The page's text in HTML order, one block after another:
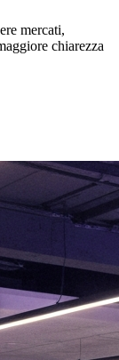
mercati,
chiarezza